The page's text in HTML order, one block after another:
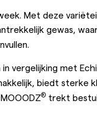
Met deze
gewas,
vergelijking met
biedt sterke
® trekt